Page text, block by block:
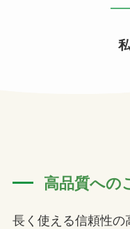
高品質への
長く使える信頼性の